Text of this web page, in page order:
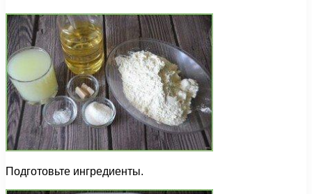
Подготовьте ингредиенты.